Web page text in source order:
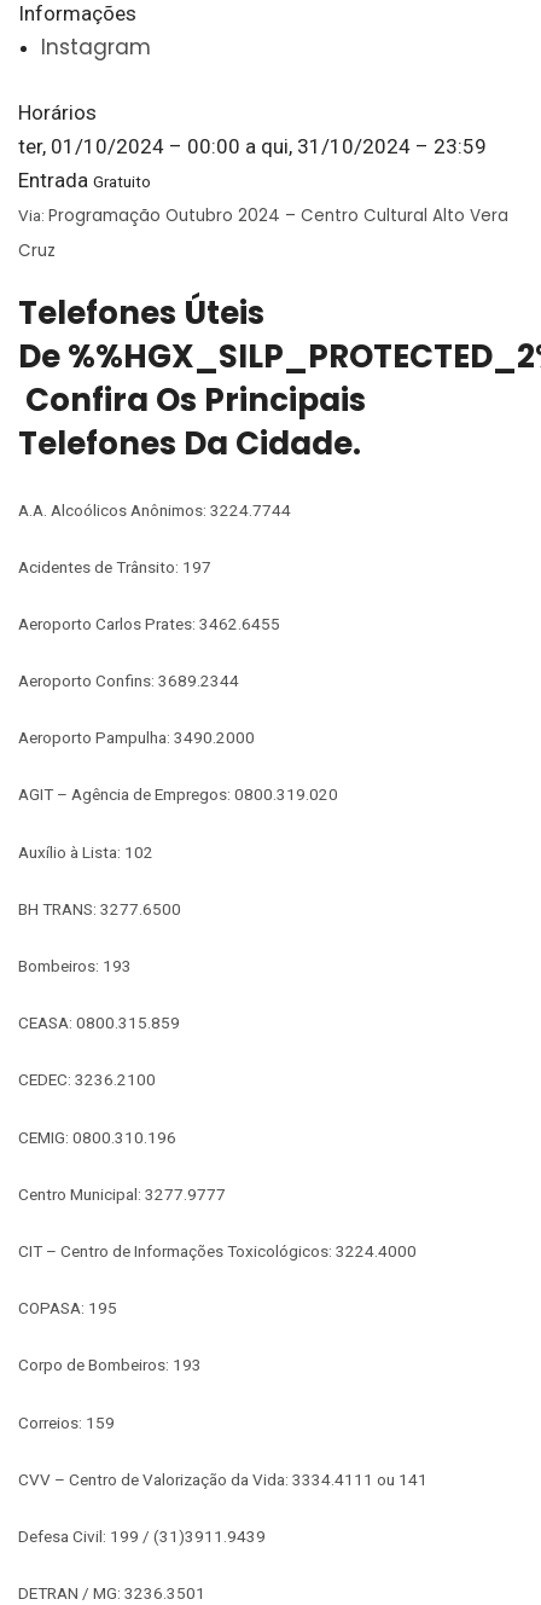
Informações
Instagram
Horários
ter, 01/10/2024 – 00:00 a qui, 31/10/2024 – 23:59
Entrada Gratuito
Via: Programação Outubro 2024 – Centro Cultural Alto Vera
Cruz
Telefones Úteis
De
Confira Os Principais
Telefones Da Cidade.
A.A. Alcoólicos Anônimos: 3224.7744
Acidentes de Trânsito: 197
Aeroporto Carlos Prates: 3462.6455
Aeroporto Confins: 3689.2344
Aeroporto Pampulha: 3490.2000
AGIT – Agência de Empregos: 0800.319.020
Auxílio à Lista: 102
BH TRANS: 3277.6500
Bombeiros: 193
CEASA: 0800.315.859
CEDEC: 3236.2100
CEMIG: 0800.310.196
Centro Municipal: 3277.9777
CIT – Centro de Informações Toxicológicos: 3224.4000
COPASA: 195
Corpo de Bombeiros: 193
Correios: 159
CVV – Centro de Valorização da Vida: 3334.4111 ou 141
Defesa Civil: 199 / (31)3911.9439
DETRAN / MG: 3236.3501